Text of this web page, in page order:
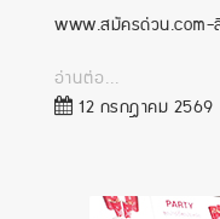
www.สมัครด่วน.com-
อ่านต่อ...
12 กรกฎาคม 2569